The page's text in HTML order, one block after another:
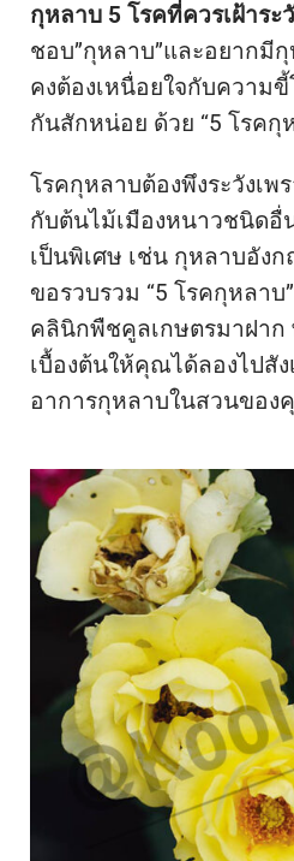
กุหลาบ 5 โรคที่ควรเฝ้าระ
ชอบ”กุหลาบ”และอยากมี
คงต้องเหนื่อยใจกับความ
กันสักหน่อย ด้วย “5 โรคกุ
โรคกุหลาบต้องพึงระวังเพ
กับต้นไม้เมืองหนาวชนิดอื่
เป็นพิเศษ เช่น กุหลาบอังก
ขอรวบรวม “5 โรคกุหลา
คลินิกพืชคูลเกษตรมาฝาก
เบื้องต้นให้คุณได้ลองไปสั
อาการกุหลาบในสวนของ